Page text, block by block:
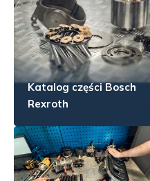
Katalog części Bosch
Rexroth